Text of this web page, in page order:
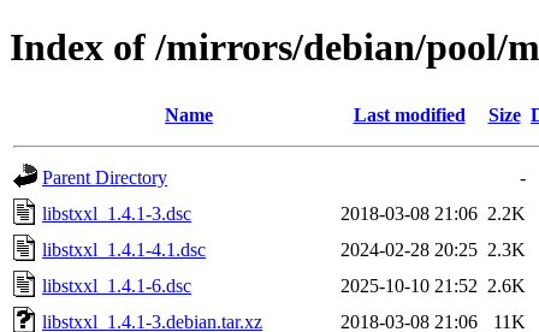
Index of /mirrors/debian/pool/
Name Last modified Size
Parent Directory
-
libstxxl_1.4.1-3.dsc
2018-03-08 21:06 2.2K
libstxxl_1.4.1-4.1.dsc
2024-02-28 20:25 2.3K
libstxxl_1.4.1-6.dsc
2025-10-10 21:52 2.6K
libstxxl_1.4.1-3.debian.tar.xz
2018-03-08 21:06
11K